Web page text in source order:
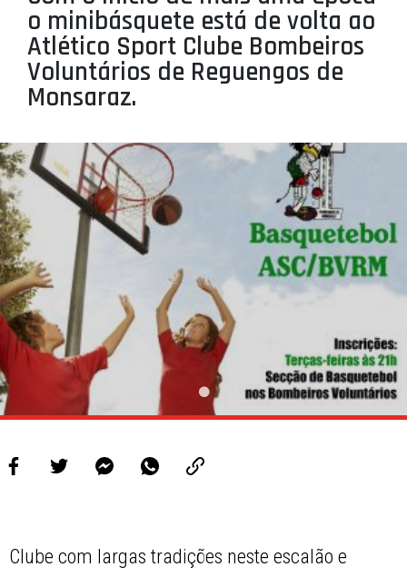
AGENDA
SELEÇÕES
MINIBASQUETE
ÁREA TÉCNICA
PROJETOS
LIGA BETCLIC MASCULINA
LIGA BETCLIC FEMININA
o minibásquete está de volta ao
Atlético Sport Clube Bombeiros
Voluntários de Reguengos de
Monsaraz.
Clube com largas tradições neste escalão e